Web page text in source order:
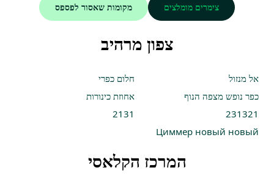
צימרים מומלצים מקומות שאסור לפספס
צפון מרהיב
אל מנזול
חלום כפרי
כפר נופש מצפה הנוף
אחוזת כינורות
231321
2131
Циммер новый новый
המרכז הקלאסי